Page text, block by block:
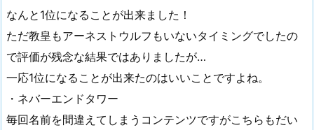
なんと1位になることが出来ました！
ただ教皇もアーネストウルフもいないタイミングでしたの
で評価が残念な結果ではありましたが…
一応1位になることが出来たのはいいことですよね。
・ネバーエンドタワー
毎回名前を間違えてしまうコンテンツですがこちらもだい